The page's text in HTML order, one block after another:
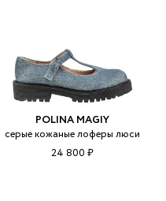
POLINA MAGIY
серые кожаные лоферы люси
24 800 ₽